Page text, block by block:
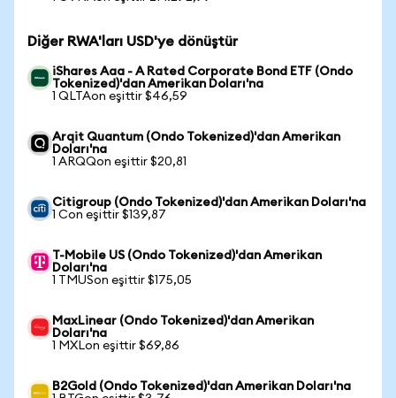
Diğer RWA'ları USD'ye dönüştür
iShares Aaa - A Rated Corporate Bond ETF (Ondo
Tokenized)'dan Amerikan Doları'na
1 QLTAon eşittir $46,59
Arqit Quantum (Ondo Tokenized)'dan Amerikan
Doları'na
1 ARQQon eşittir $20,81
Citigroup (Ondo Tokenized)'dan Amerikan Doları'na
1 Con eşittir $139,87
T-Mobile US (Ondo Tokenized)'dan Amerikan
Doları'na
1 TMUSon eşittir $175,05
MaxLinear (Ondo Tokenized)'dan Amerikan
Doları'na
1 MXLon eşittir $69,86
B2Gold (Ondo Tokenized)'dan Amerikan Doları'na